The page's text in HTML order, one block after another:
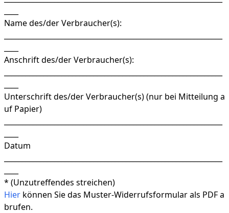
Name des/der Verbraucher(s):
Anschrift des/der Verbraucher(s):
Unterschrift des/der Verbraucher(s) (nur bei Mitteilung a
uf Papier)
Datum
* (Unzutreffendes streichen)
Hier können Sie das Muster-Widerrufsformular als PDF a
brufen.